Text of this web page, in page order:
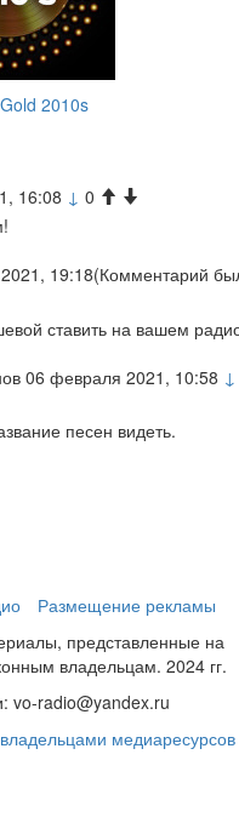
2010s
16:08 ↓ 0
19:18(Комментарий
ставить на вашем
06 февраля 2021, 10:58 ↓
песен видеть.
Размещение рекламы
представленные на
владельцам. 2024 гг.
vo-radio@yandex.ru
медиаресурсов